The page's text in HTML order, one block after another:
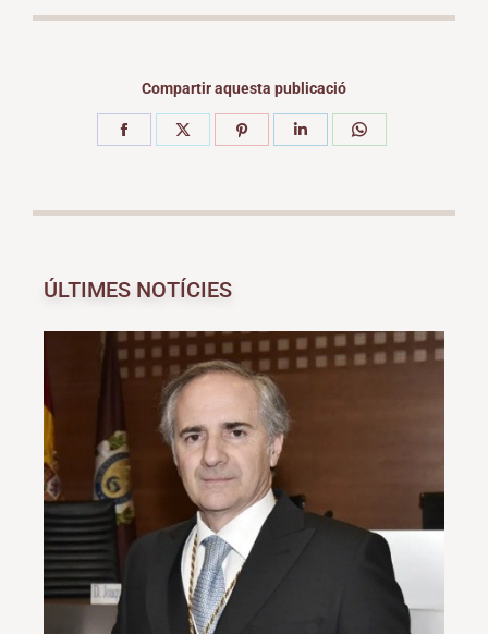
Compartir aquesta publicació
ÚLTIMES NOTÍCIES